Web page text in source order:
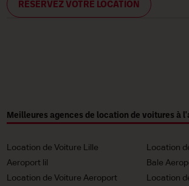
RÉSERVEZ VOTRE LOCATION
Meilleures agences de location de voitures à
Location de Voiture Lille
Aeroport lil
Location
Bale
Location de Voiture Aeroport
Location